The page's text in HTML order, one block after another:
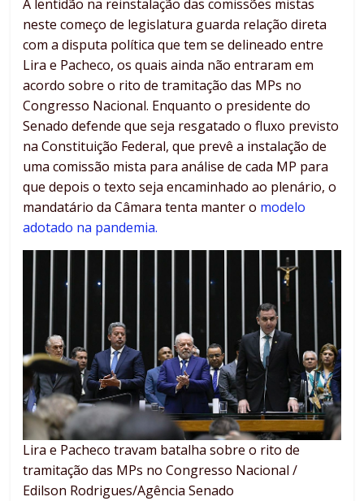
A lentidão na reinstalação das comissões mistas
neste começo de legislatura guarda relação direta
com a disputa política que tem se delineado entre
Lira e Pacheco, os quais ainda não entraram em
acordo sobre o rito de tramitação das MPs no
Congresso Nacional. Enquanto o presidente do
Senado defende que seja resgatado o fluxo previsto
na Constituição Federal, que prevê a instalação de
uma comissão mista para análise de cada MP para
que depois o texto seja encaminhado ao plenário, o
mandatário da Câmara tenta manter o modelo
adotado na pandemia.
Lira e Pacheco travam batalha sobre o rito de
tramitação das MPs no Congresso Nacional /
Edilson Rodrigues/Agência Senado